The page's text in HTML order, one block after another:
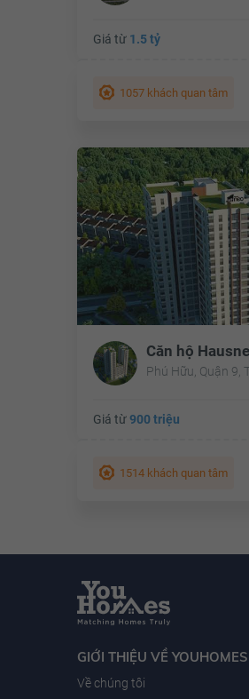
Giá từ 1.5 tỷ
1057 khách quan tâm
Căn hộ
Phú Hữu, Quận 9,
Giá từ900 triệu
1514 khách quan tâm
GIỚI THIỆU VỀ YOUHOMES
Về chúng tôi